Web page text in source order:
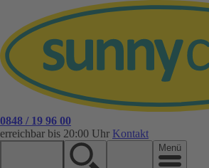
0848 / 19 96 00
erreichbar bis 20:00 Uhr Kontakt
Menü